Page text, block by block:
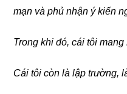
mạn và phủ nhận ý kiến
Trong khi đó, cái tôi
Cái tôi còn là lập trường,